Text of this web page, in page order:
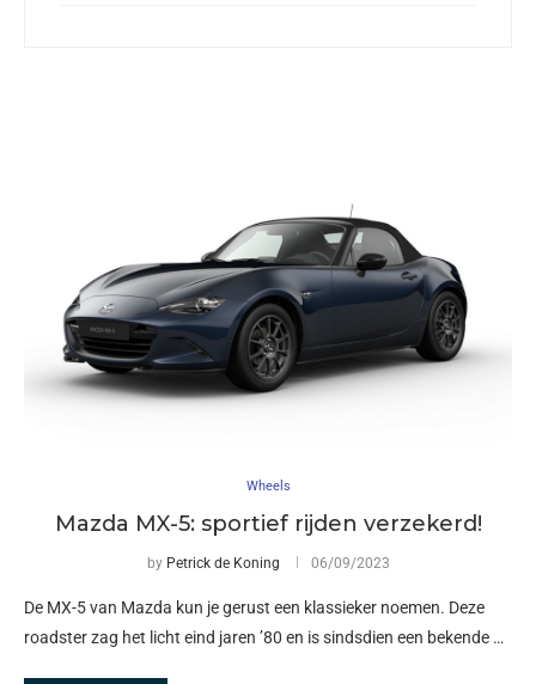
Wheels
Mazda MX-5: sportief rijden verzekerd!
by Petrick de Koning 06/09/2023
De MX-5 van Mazda kun je gerust een klassieker noemen. Deze
roadster zag het licht eind jaren ’80 en is sindsdien een bekende …